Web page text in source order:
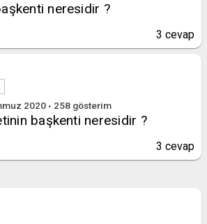
neresidir ?
3 cevap
2020 258 gösterim
başkenti neresidir ?
3 cevap